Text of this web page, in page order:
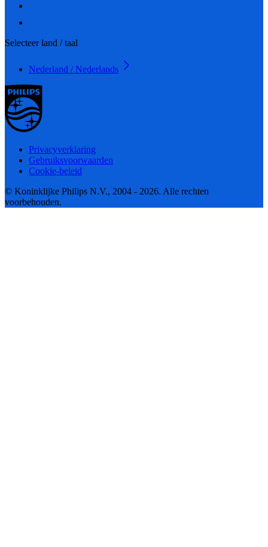
Selecteer land / taal
Nederland / Nederlands
Privacyverklaring
Gebruiksvoorwaarden
Cookie-beleid
© Koninklijke Philips N.V., 2004 - 2026. Alle rechten
voorbehouden.